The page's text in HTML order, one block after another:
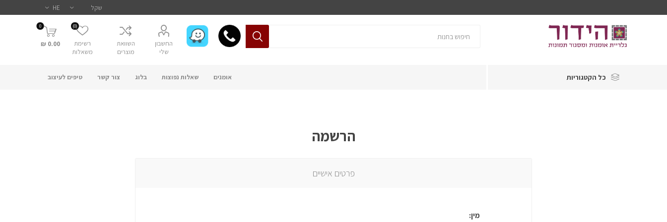
החשבון
שלי
השוואת
מוצרים
רשימת
משאלות
(0)
0
0.00 ₪
כל הקטגוריות אומנים שאלות נפוצות בלוג צור קשר טיפים לעיצוב
הרשמה
פרטים אישיים
מין: